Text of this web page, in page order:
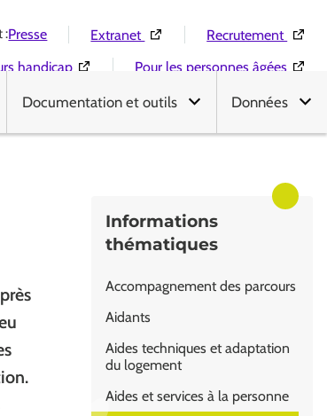
:Presse Extranet (Ouverture dans une nouvelle
Recrutement
handicap(Ouverture dans une nouvelle fenêtre)
Pour les personnes âgées
Documentation et outils Données
Informations
thématiques
Accompagnement des parcours
Aidants
Aides techniques et adaptation
du logement
Aides et services à la personne